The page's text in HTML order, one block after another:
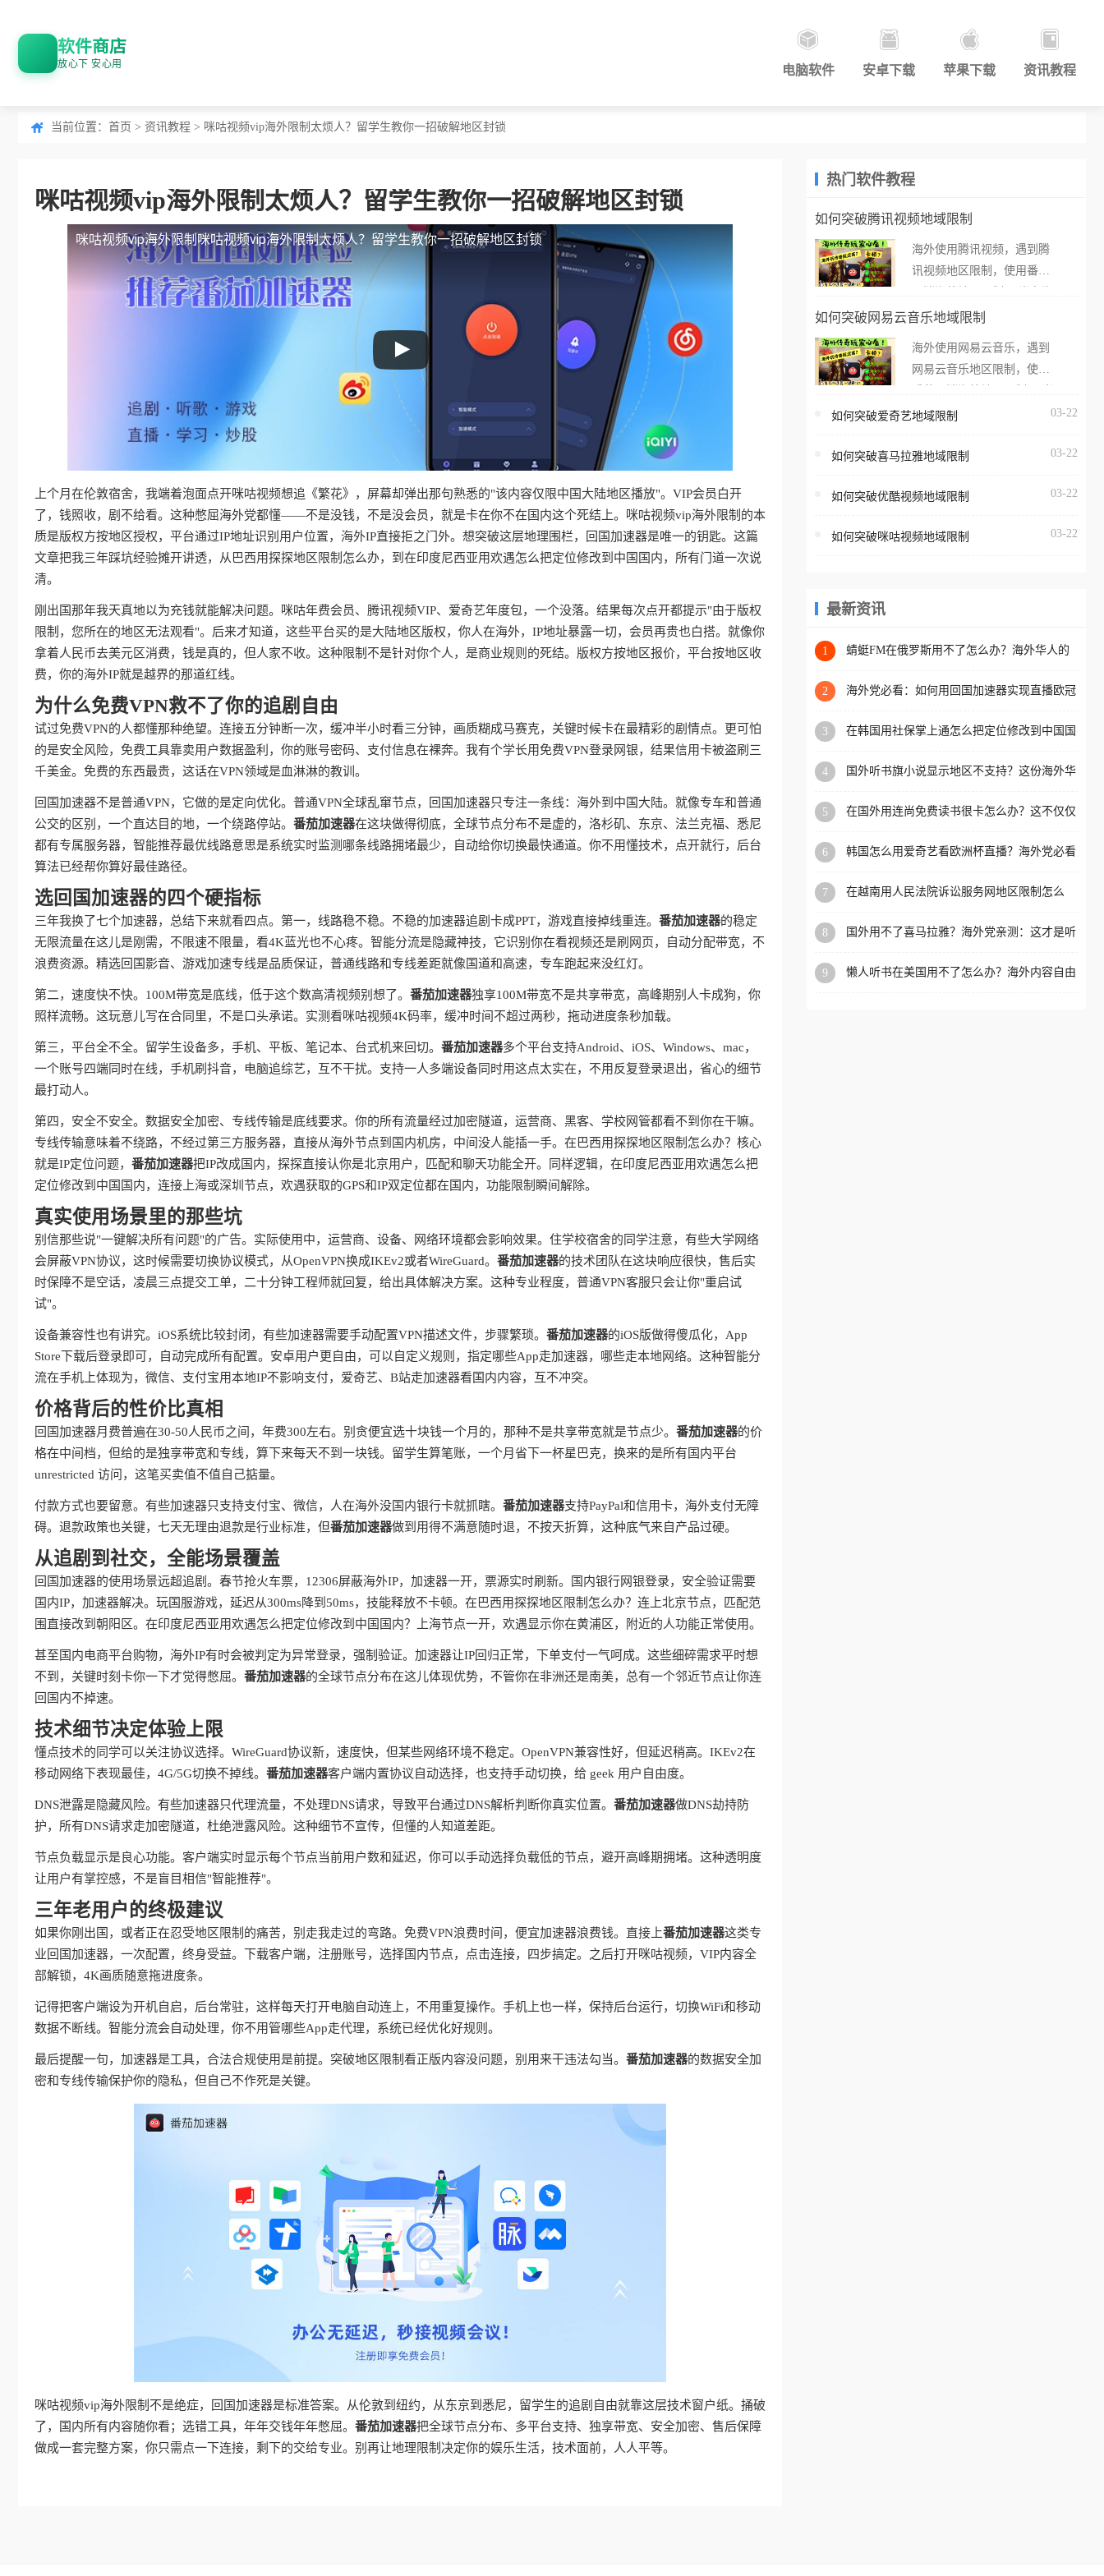
软件商店
放心下 安心用 电脑软件 安卓下载 苹果下载 资讯教程
当前位置： 首页 > 资讯教程 > 咪咕视频vip海外限制太烦人？留学生教你一招破解地区封锁
咪咕视频vip海外限制太烦人？留学生教你一招破解地区封锁
咪咕视频vip海外限制咪咕视频vip海外限制太烦人？留学生教你一招破解地区封锁
上个月在伦敦宿舍，我端着泡面点开咪咕视频想追《繁花》，屏幕却弹出那句熟悉的"该内容仅限中国大陆地区播放"。VIP会员白开
了，钱照收，剧不给看。这种憋屈海外党都懂——不是没钱，不是没会员，就是卡在你不在国内这个死结上。咪咕视频vip海外限制的本
质是版权方按地区授权，平台通过IP地址识别用户位置，海外IP直接拒之门外。想突破这层地理围栏，回国加速器是唯一的钥匙。这篇
文章把我三年踩坑经验摊开讲透，从巴西用探探地区限制怎么办，到在印度尼西亚用欢遇怎么把定位修改到中国国内，所有门道一次说
清。
刚出国那年我天真地以为充钱就能解决问题。咪咕年费会员、腾讯视频VIP、爱奇艺年度包，一个没落。结果每次点开都提示"由于版权
限制，您所在的地区无法观看"。后来才知道，这些平台买的是大陆地区版权，你人在海外，IP地址暴露一切，会员再贵也白搭。就像你
拿着人民币去美元区消费，钱是真的，但人家不收。这种限制不是针对你个人，是商业规则的死结。版权方按地区报价，平台按地区收
费，你的海外IP就是越界的那道红线。
为什么免费VPN救不了你的追剧自由
试过免费VPN的人都懂那种绝望。连接五分钟断一次，缓冲半小时看三分钟，画质糊成马赛克，关键时候卡在最精彩的剧情点。更可怕
的是安全风险，免费工具靠卖用户数据盈利，你的账号密码、支付信息在裸奔。我有个学长用免费VPN登录网银，结果信用卡被盗刷三
千美金。免费的东西最贵，这话在VPN领域是血淋淋的教训。
回国加速器不是普通VPN，它做的是定向优化。普通VPN全球乱窜节点，回国加速器只专注一条线：海外到中国大陆。就像专车和普通
公交的区别，一个直达目的地，一个绕路停站。 番茄加速器在这块做得彻底，全球节点分布不是虚的，洛杉矶、东京、法兰克福、悉尼
都有专属服务器，智能推荐最优线路意思是系统实时监测哪条线路拥堵最少，自动给你切换最快通道。你不用懂技术，点开就行，后台
算法已经帮你算好最佳路径。
选回国加速器的四个硬指标
三年我换了七个加速器，总结下来就看四点。第一，线路稳不稳。不稳的加速器追剧卡成PPT，游戏直接掉线重连。 番茄加速器的稳定
无限流量在这儿是刚需，不限速不限量，看4K蓝光也不心疼。智能分流是隐藏神技，它识别你在看视频还是刷网页，自动分配带宽，不
浪费资源。精选回国影音、游戏加速专线是品质保证，普通线路和专线差距就像国道和高速，专车跑起来没红灯。
第二，速度快不快。100M带宽是底线，低于这个数高清视频别想了。 番茄加速器独享100M带宽不是共享带宽，高峰期别人卡成狗，你
照样流畅。这玩意儿写在合同里，不是口头承诺。实测看咪咕视频4K码率，缓冲时间不超过两秒，拖动进度条秒加载。
第三，平台全不全。留学生设备多，手机、平板、笔记本、台式机来回切。 番茄加速器多个平台支持Android、iOS、Windows、mac，
一个账号四端同时在线，手机刷抖音，电脑追综艺，互不干扰。支持一人多端设备同时用这点太实在，不用反复登录退出，省心的细节
最打动人。
第四，安全不安全。数据安全加密、专线传输是底线要求。你的所有流量经过加密隧道，运营商、黑客、学校网管都看不到你在干嘛。
专线传输意味着不绕路，不经过第三方服务器，直接从海外节点到国内机房，中间没人能插一手。在巴西用探探地区限制怎么办？核心
就是IP定位问题， 番茄加速器把IP改成国内，探探直接认你是北京用户，匹配和聊天功能全开。同样逻辑，在印度尼西亚用欢遇怎么把
定位修改到中国国内，连接上海或深圳节点，欢遇获取的GPS和IP双定位都在国内，功能限制瞬间解除。
真实使用场景里的那些坑
别信那些说"一键解决所有问题"的广告。实际使用中，运营商、设备、网络环境都会影响效果。住学校宿舍的同学注意，有些大学网络
会屏蔽VPN协议，这时候需要切换协议模式，从OpenVPN换成IKEv2或者WireGuard。 番茄加速器的技术团队在这块响应很快，售后实
时保障不是空话，凌晨三点提交工单，二十分钟工程师就回复，给出具体解决方案。这种专业程度，普通VPN客服只会让你"重启试
试"。
设备兼容性也有讲究。iOS系统比较封闭，有些加速器需要手动配置VPN描述文件，步骤繁琐。 番茄加速器的iOS版做得傻瓜化，App
Store下载后登录即可，自动完成所有配置。安卓用户更自由，可以自定义规则，指定哪些App走加速器，哪些走本地网络。这种智能分
流在手机上体现为，微信、支付宝用本地IP不影响支付，爱奇艺、B站走加速器看国内内容，互不冲突。
价格背后的性价比真相
回国加速器月费普遍在30-50人民币之间，年费300左右。别贪便宜选十块钱一个月的，那种不是共享带宽就是节点少。 番茄加速器的价
格在中间档，但给的是独享带宽和专线，算下来每天不到一块钱。留学生算笔账，一个月省下一杯星巴克，换来的是所有国内平台
unrestricted 访问，这笔买卖值不值自己掂量。
付款方式也要留意。有些加速器只支持支付宝、微信，人在海外没国内银行卡就抓瞎。 番茄加速器支持PayPal和信用卡，海外支付无障
碍。退款政策也关键，七天无理由退款是行业标准，但番茄加速器做到用得不满意随时退，不按天折算，这种底气来自产品过硬。
从追剧到社交，全能场景覆盖
回国加速器的使用场景远超追剧。春节抢火车票，12306屏蔽海外IP，加速器一开，票源实时刷新。国内银行网银登录，安全验证需要
国内IP，加速器解决。玩国服游戏，延迟从300ms降到50ms，技能释放不卡顿。在巴西用探探地区限制怎么办？连上北京节点，匹配范
围直接改到朝阳区。在印度尼西亚用欢遇怎么把定位修改到中国国内？上海节点一开，欢遇显示你在黄浦区，附近的人功能正常使用。
甚至国内电商平台购物，海外IP有时会被判定为异常登录，强制验证。加速器让IP回归正常，下单支付一气呵成。这些细碎需求平时想
不到，关键时刻卡你一下才觉得憋屈。 番茄加速器的全球节点分布在这儿体现优势，不管你在非洲还是南美，总有一个邻近节点让你连
回国内不掉速。
技术细节决定体验上限
懂点技术的同学可以关注协议选择。WireGuard协议新，速度快，但某些网络环境不稳定。OpenVPN兼容性好，但延迟稍高。IKEv2在
移动网络下表现最佳，4G/5G切换不掉线。 番茄加速器客户端内置协议自动选择，也支持手动切换，给 geek 用户自由度。
DNS泄露是隐藏风险。有些加速器只代理流量，不处理DNS请求，导致平台通过DNS解析判断你真实位置。 番茄加速器做DNS劫持防
护，所有DNS请求走加密隧道，杜绝泄露风险。这种细节不宣传，但懂的人知道差距。
节点负载显示是良心功能。客户端实时显示每个节点当前用户数和延迟，你可以手动选择负载低的节点，避开高峰期拥堵。这种透明度
让用户有掌控感，不是盲目相信"智能推荐"。
三年老用户的终极建议
如果你刚出国，或者正在忍受地区限制的痛苦，别走我走过的弯路。免费VPN浪费时间，便宜加速器浪费钱。直接上番茄加速器这类专
业回国加速器，一次配置，终身受益。下载客户端，注册账号，选择国内节点，点击连接，四步搞定。之后打开咪咕视频，VIP内容全
部解锁，4K画质随意拖进度条。
记得把客户端设为开机自启，后台常驻，这样每天打开电脑自动连上，不用重复操作。手机上也一样，保持后台运行，切换WiFi和移动
数据不断线。智能分流会自动处理，你不用管哪些App走代理，系统已经优化好规则。
最后提醒一句，加速器是工具，合法合规使用是前提。突破地区限制看正版内容没问题，别用来干违法勾当。 番茄加速器的数据安全加
密和专线传输保护你的隐私，但自己不作死是关键。
咪咕视频vip海外限制不是绝症，回国加速器是标准答案。从伦敦到纽约，从东京到悉尼，留学生的追剧自由就靠这层技术窗户纸。捅破
了，国内所有内容随你看；选错工具，年年交钱年年憋屈。 番茄加速器把全球节点分布、多平台支持、独享带宽、安全加密、售后保障
做成一套完整方案，你只需点一下连接，剩下的交给专业。别再让地理限制决定你的娱乐生活，技术面前，人人平等。
热门软件教程
如何突破腾讯视频地域限制
海外使用腾讯视频，遇到腾
讯视频地区限制，使用番茄
外打开腾讯视频，却突然弹
地区无法播放”的提示语。
海外用户如香港、澳门、台
亚、欧洲等国家和地区时，
台一样，出现地区及版权限
地区播放。 遇到这个问题的
区工作、留学、定居等，都
权限制所困扰。
如何突破网易云音乐地域限制
海外使用网易云音乐，遇到
网易云音乐地区限制，使用
在海外打开网易云音乐，却
所在的地区无法播放”的提示
门、台湾、美国、加拿大、
区时，网易云音乐也会像其
回国加速器，即可解决「海
版权限制」的问题，无论人
国、加拿大、澳大利亚、欧
学、定居等，都可以使用，
扰。
如何突破爱奇艺地域限制 03-22
如何突破喜马拉雅地域限制 03-22
如何突破优酷视频地域限制 03-22
如何突破咪咕视频地域限制 03-22
最新资讯
1
蜻蜓FM在俄罗斯用不了怎么办？海外华人的
2
海外党必看：如何用回国加速器实现直播欧冠
3
在韩国用社保掌上通怎么把定位修改到中国国
4
国外听书旗小说显示地区不支持？这份海外华
5
在国外用连尚免费读书很卡怎么办？这不仅仅
6
韩国怎么用爱奇艺看欧洲杯直播？海外党必看
7
在越南用人民法院诉讼服务网地区限制怎么
8
国外用不了喜马拉雅？海外党亲测：这才是听
9
懒人听书在美国用不了怎么办？海外内容自由